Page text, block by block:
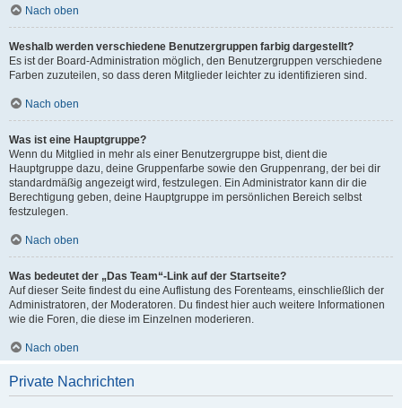
Nach oben
Weshalb werden verschiedene Benutzergruppen farbig dargestellt?
Es ist der Board-Administration möglich, den Benutzergruppen verschiedene
Farben zuzuteilen, so dass deren Mitglieder leichter zu identifizieren sind.
Nach oben
Was ist eine Hauptgruppe?
Wenn du Mitglied in mehr als einer Benutzergruppe bist, dient die
Hauptgruppe dazu, deine Gruppenfarbe sowie den Gruppenrang, der bei dir
standardmäßig angezeigt wird, festzulegen. Ein Administrator kann dir die
Berechtigung geben, deine Hauptgruppe im persönlichen Bereich selbst
festzulegen.
Nach oben
Was bedeutet der „Das Team“-Link auf der Startseite?
Auf dieser Seite findest du eine Auflistung des Forenteams, einschließlich der
Administratoren, der Moderatoren. Du findest hier auch weitere Informationen
wie die Foren, die diese im Einzelnen moderieren.
Nach oben
Private Nachrichten